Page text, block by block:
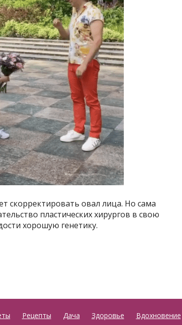
скорректировать овал лица. Но сама
пластических хирургов в свою
хорошую генетику.
Рецепты Дача Здоровье Вдохновение